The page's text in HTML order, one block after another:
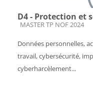
D4 - Protection et
Catégorie de cours
MASTER TP NOF 2024
Données personnelles,
travail, cybersécurité,
cyberharcèlement...